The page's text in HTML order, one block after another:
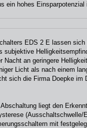
ein hohes
EDS 2 E lassen
subjektive
Nacht an geringere
Licht als nach einem
sich die Firma Doepke im
liegt den
(Ausschaltschwelle/
mit